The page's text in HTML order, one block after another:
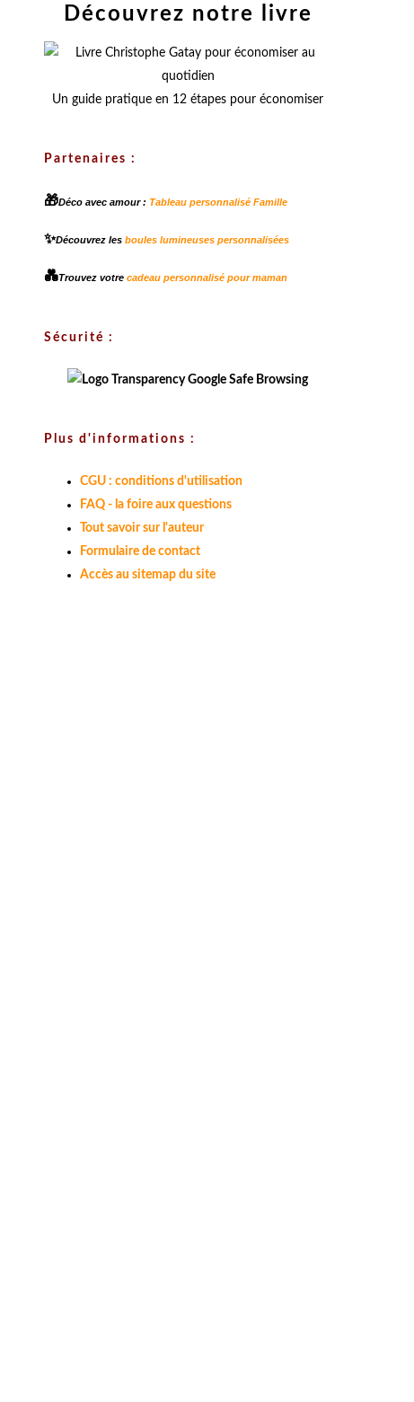
Découvrez notre livre
Un guide pratique en 12 étapes pour économiser
Partenaires :
🎁Déco avec amour : Tableau personnalisé Famille
✨Découvrez les boules lumineuses personnalisées
💑Trouvez votre cadeau personnalisé pour maman
Sécurité :
Plus d'informations :
CGU : conditions d'utilisation
FAQ - la foire aux questions
Tout savoir sur l'auteur
Formulaire de contact
Accès au sitemap du site